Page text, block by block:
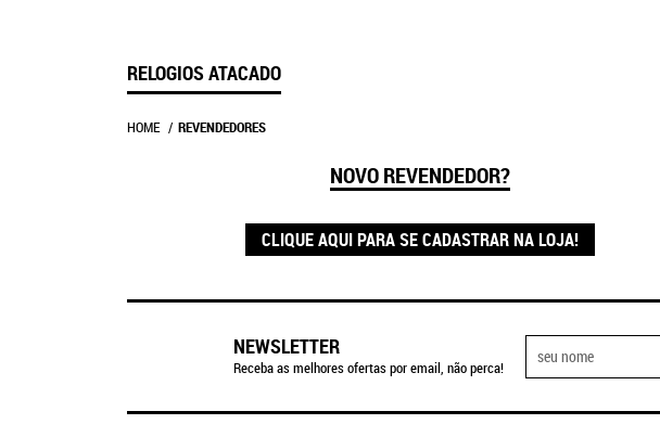
RELOGIOS ATACADO
HOME REVENDEDORES
NOVO REVENDEDOR?
CLIQUE AQUI PARA SE CADASTRAR NA LOJA!
NEWSLETTER
Receba as melhores ofertas por email, não perca!